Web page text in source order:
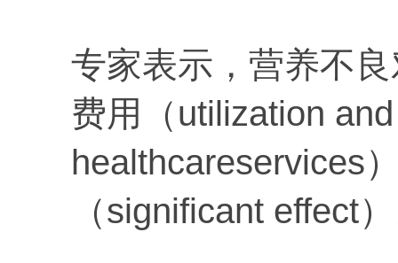
专家表示，营养不
费用（utilization
healthcareservices
（significant effect